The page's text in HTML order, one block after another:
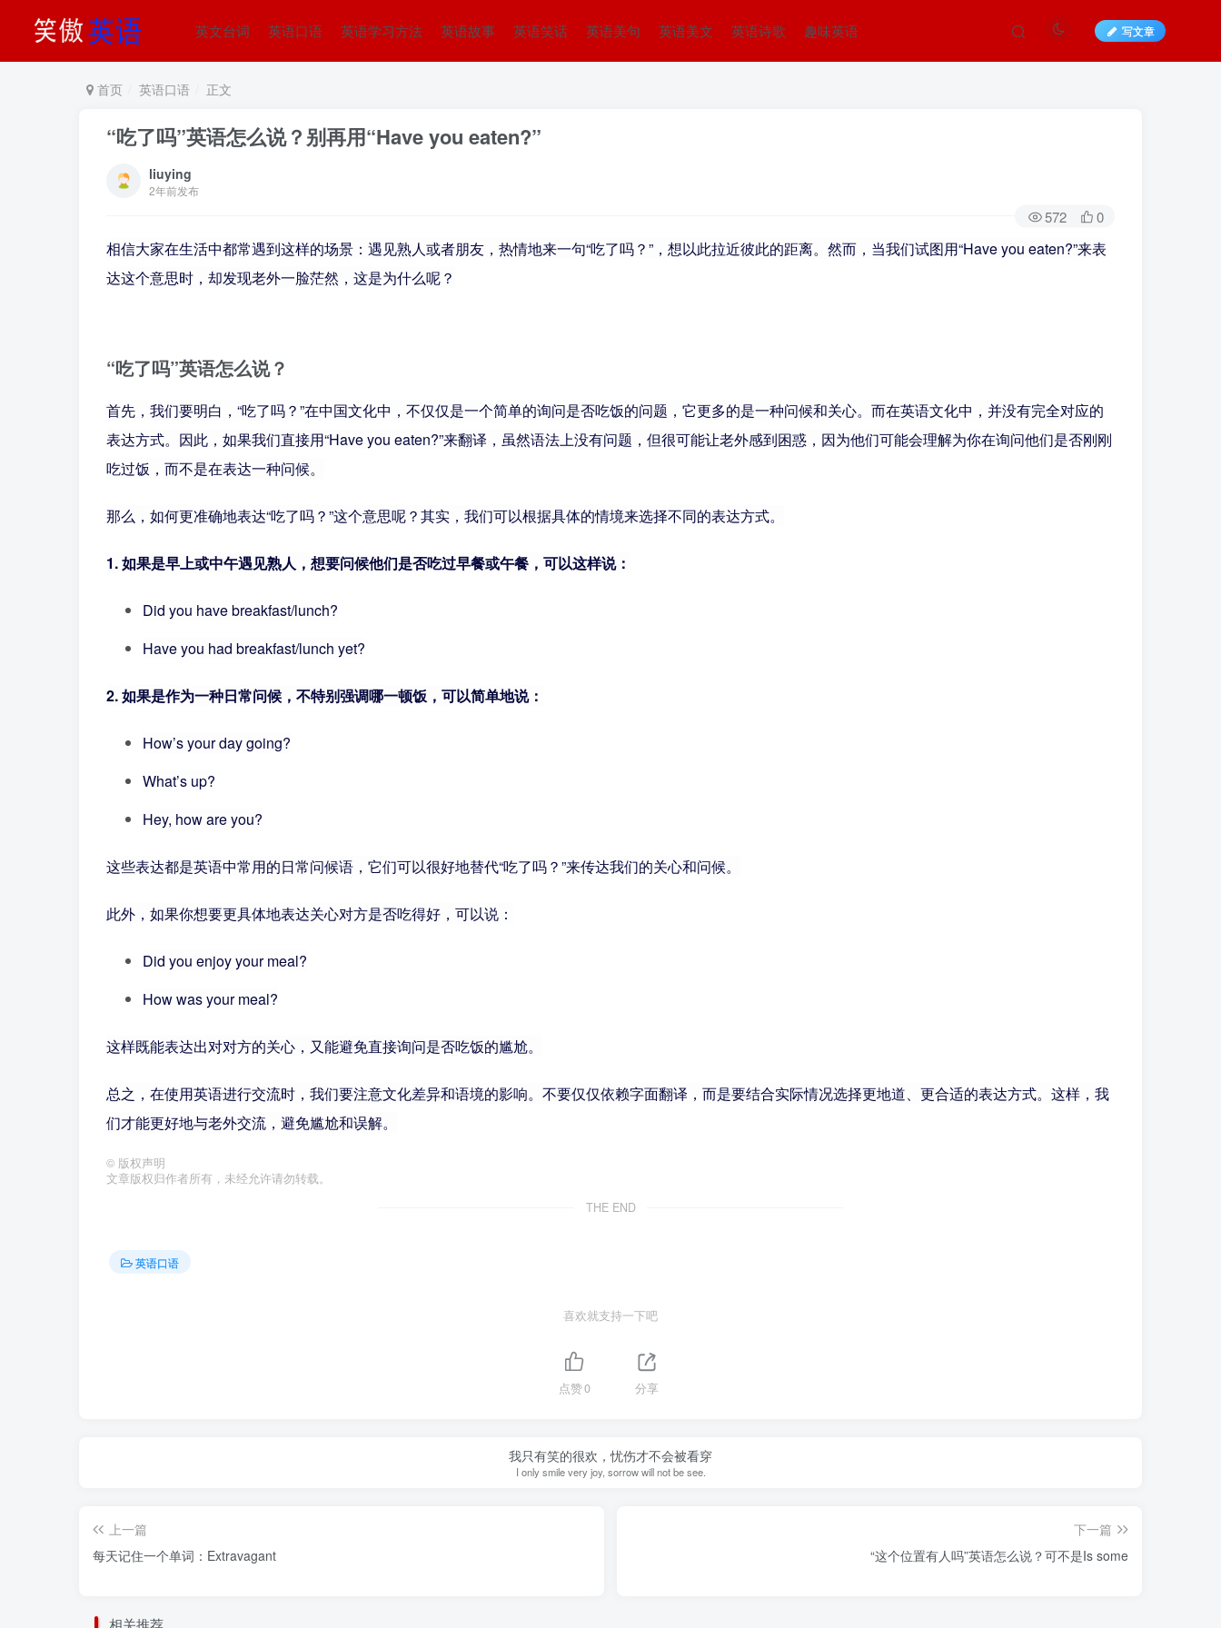
英文台词 英语口语 英语学习方法 英语故事 英语笑话 英语美句 英语美文 英语诗歌 趣味英语 写文章
首页 英语口语 正文
“吃了吗”英语怎么说？别再用“Have you eaten?”
liuying
2年前发布
572 0
相信大家在生活中都常遇到这样的场景：遇见熟人或者朋友，热情地来一句“吃了吗？”，想以此拉近彼此的距离。然而，当我们试图用“Have you eaten?”来表
达这个意思时，却发现老外一脸茫然，这是为什么呢？
“吃了吗”英语怎么说？
首先，我们要明白，“吃了吗？”在中国文化中，不仅仅是一个简单的询问是否吃饭的问题，它更多的是一种问候和关心。而在英语文化中，并没有完全对应的
表达方式。因此，如果我们直接用“Have you eaten?”来翻译，虽然语法上没有问题，但很可能让老外感到困惑，因为他们可能会理解为你在询问他们是否刚刚
吃过饭，而不是在表达一种问候。
那么，如何更准确地表达“吃了吗？”这个意思呢？其实，我们可以根据具体的情境来选择不同的表达方式。
1. 如果是早上或中午遇见熟人，想要问候他们是否吃过早餐或午餐，可以这样说：
Did you have breakfast/lunch?
Have you had breakfast/lunch yet?
2. 如果是作为一种日常问候，不特别强调哪一顿饭，可以简单地说：
How’s your day going?
What’s up?
Hey, how are you?
这些表达都是英语中常用的日常问候语，它们可以很好地替代“吃了吗？”来传达我们的关心和问候。
此外，如果你想要更具体地表达关心对方是否吃得好，可以说：
Did you enjoy your meal?
How was your meal?
这样既能表达出对对方的关心，又能避免直接询问是否吃饭的尴尬。
总之，在使用英语进行交流时，我们要注意文化差异和语境的影响。不要仅仅依赖字面翻译，而是要结合实际情况选择更地道、更合适的表达方式。这样，我
们才能更好地与老外交流，避免尴尬和误解。
© 版权声明
文章版权归作者所有，未经允许请勿转载。
THE END
英语口语
喜欢就支持一下吧
点赞0 分享
我只有笑的很欢，忧伤才不会被看穿
I only smile very joy, sorrow will not be see.
上一篇
每天记住一个单词：Extravagant
下一篇
“这个位置有人吗”英语怎么说？可不是Is some
相关推荐